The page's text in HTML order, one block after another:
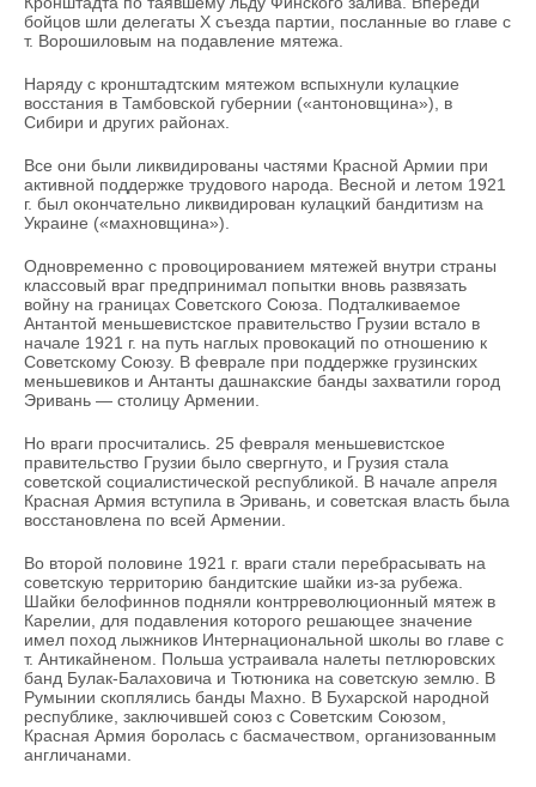
бойцов шли делегаты X съезда партии, посланные во главе с
т. Ворошиловым на подавление мятежа.
Наряду с кронштадтским мятежом вспыхнули кулацкие
восстания в Тамбовской губернии («антоновщина»), в
Сибири и других районах.
Все они были ликвидированы частями Красной Армии при
активной поддержке трудового народа. Весной и летом 1921
г. был окончательно ликвидирован кулацкий бандитизм на
Украине («махновщина»).
Одновременно с провоцированием мятежей внутри страны
классовый враг предпринимал попытки вновь развязать
войну на границах Советского Союза. Подталкиваемое
Антантой меньшевистское правительство Грузии встало в
начале 1921 г. на путь наглых провокаций по отношению к
Советскому Союзу. В феврале при поддержке грузинских
меньшевиков и Антанты дашнакские банды захватили город
Эривань — столицу Армении.
Но враги просчитались. 25 февраля меньшевистское
правительство Грузии было свергнуто, и Грузия стала
советской социалистической республикой. В начале апреля
Красная Армия вступила в Эривань, и советская власть была
восстановлена по всей Армении.
Во второй половине 1921 г. враги стали перебрасывать на
советскую территорию бандитские шайки из-за рубежа.
Шайки белофиннов подняли контрреволюционный мятеж в
Карелии, для подавления которого решающее значение
имел поход лыжников Интернациональной школы во главе с
т. Антикайненом. Польша устраивала налеты петлюровских
банд Булак-Балаховича и Тютюника на советскую землю. В
Румынии скоплялись банды Махно. В Бухарской народной
республике, заключившей союз с Советским Союзом,
Красная Армия боролась с басмачеством, организованным
англичанами.